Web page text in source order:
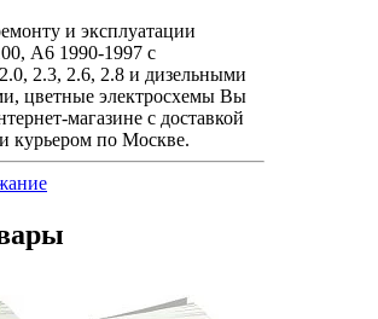
и эксплуатации
А6 1990-1997 с
2.3, 2.6, 2.8 и дизельными
цветные электросхемы Вы
магазине с доставкой
курьером по Москве.